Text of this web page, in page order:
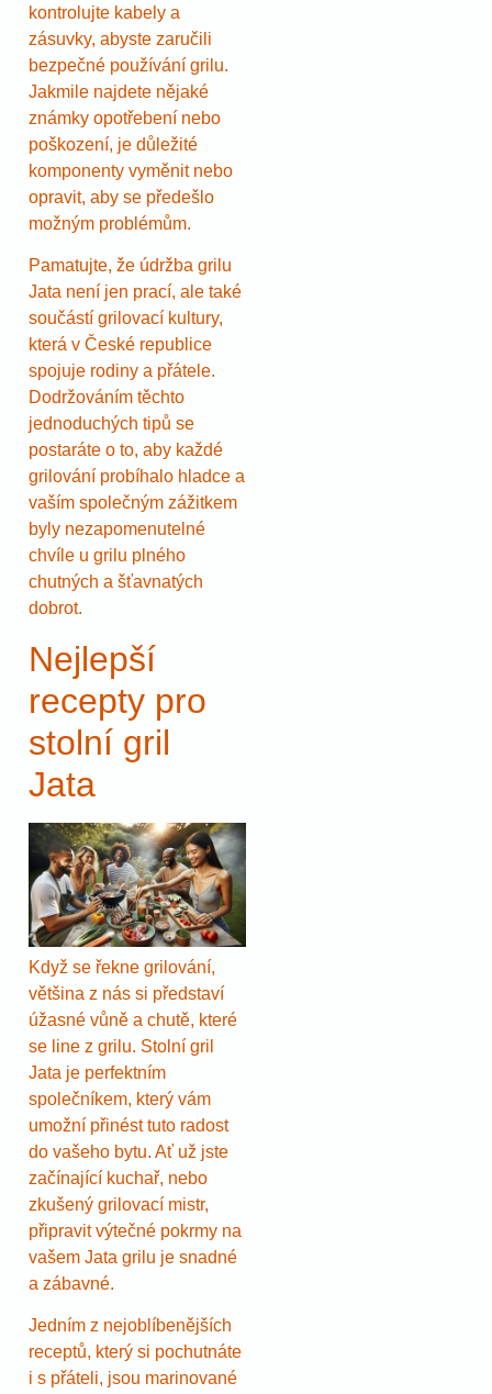
kontrolujte kabely a
zásuvky, abyste zaručili
bezpečné používání grilu.
Jakmile najdete nějaké
známky opotřebení nebo
poškození, je důležité
komponenty vyměnit nebo
opravit, aby se předešlo
možným problémům.
Pamatujte, že údržba grilu
Jata není jen prací, ale také
součástí grilovací kultury,
která v České republice
spojuje rodiny a přátele.
Dodržováním těchto
jednoduchých tipů se
postaráte o to, aby každé
grilování probíhalo hladce a
vaším společným zážitkem
byly nezapomenutelné
chvíle u grilu plného
chutných a šťavnatých
dobrot.
Nejlepší
recepty pro
stolní gril
Jata
Když se řekne grilování,
většina z nás si představí
úžasné vůně a chutě, které
se line z grilu. Stolní gril
Jata je perfektním
společníkem, který vám
umožní přinést tuto radost
do vašeho bytu. Ať už jste
začínající kuchař, nebo
zkušený grilovací mistr,
připravit výtečné pokrmy na
vašem Jata grilu je snadné
a zábavné.
Jedním z nejoblíbenějších
receptů, který si pochutnáte
i s přáteli, jsou marinované